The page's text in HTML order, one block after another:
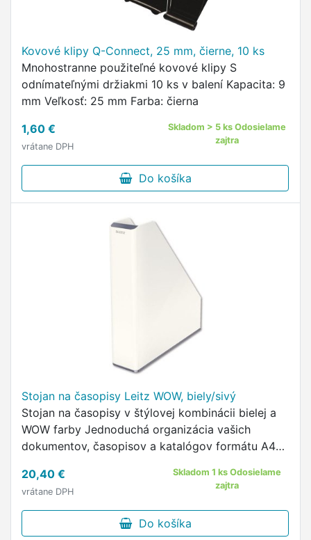
Kovové klipy Q-Connect, 25 mm, čierne, 10 ks
Mnohostranne použiteľné kovové klipy S
odnímateľnými držiakmi 10 ks v balení Kapacita: 9
mm Veľkosť: 25 mm Farba: čierna
1,60 €
vrátane DPH
Skladom > 5 ks Odosielame
zajtra
Do košíka
Stojan na časopisy Leitz WOW, biely/sivý
Stojan na časopisy v štýlovej kombinácii bielej a
WOW farby Jednoduchá organizácia vašich
dokumentov, časopisov a katalógov formátu A4
Kapacita odkladania 6,0 cm …
20,40 €
vrátane DPH
Skladom 1 ks Odosielame
zajtra
Do košíka